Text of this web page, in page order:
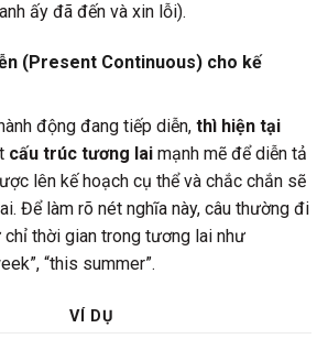
ấy đã đến và xin lỗi).
(Present Continuous) cho kế
động đang tiếp diễn, thì hiện tại
cấu trúc tương lai mạnh mẽ để diễn tả
lên kế hoạch cụ thể và chắc chắn sẽ
Để làm rõ nét nghĩa này, câu thường đi
thời gian trong tương lai như
“this summer”.
VÍ DỤ